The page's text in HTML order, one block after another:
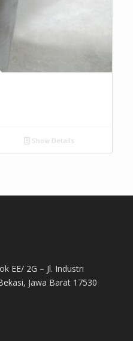
Show Details
EE/ 2G – Jl. Industri
Jawa Barat 17530